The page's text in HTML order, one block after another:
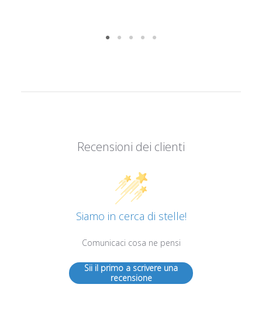
Recensioni dei clienti
Siamo in cerca di stelle!
Comunicaci cosa ne pensi
Sii il primo a scrivere una
recensione